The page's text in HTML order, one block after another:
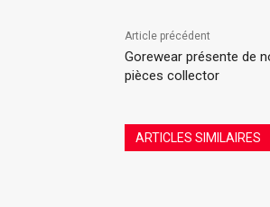
Article précédent
Gorewear présente de
pièces collector
ARTICLES SIMILAIRES